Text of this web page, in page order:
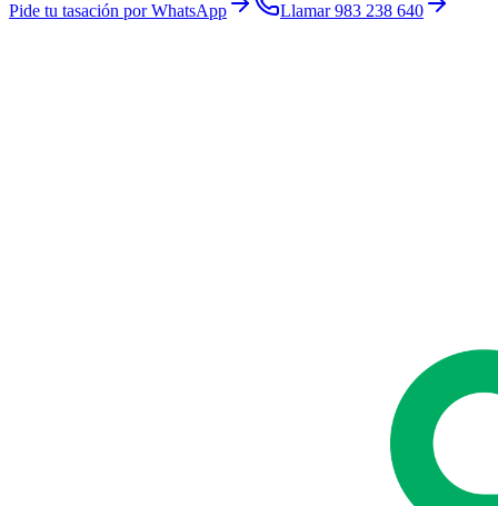
Pide tu tasación por WhatsApp Llamar 983 238 640